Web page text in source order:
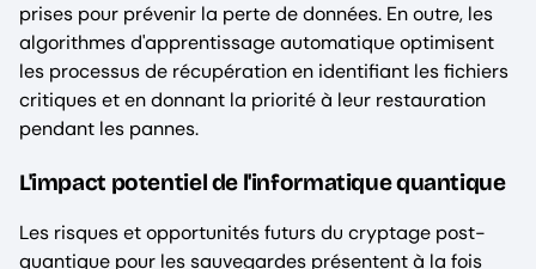
prises pour prévenir la perte de données. En outre, les
algorithmes d'apprentissage automatique optimisent
les processus de récupération en identifiant les fichiers
critiques et en donnant la priorité à leur restauration
pendant les pannes.
L'impact potentiel de l'informatique quantique
Les risques et opportunités futurs du cryptage post-
quantique pour les sauvegardes présentent à la fois